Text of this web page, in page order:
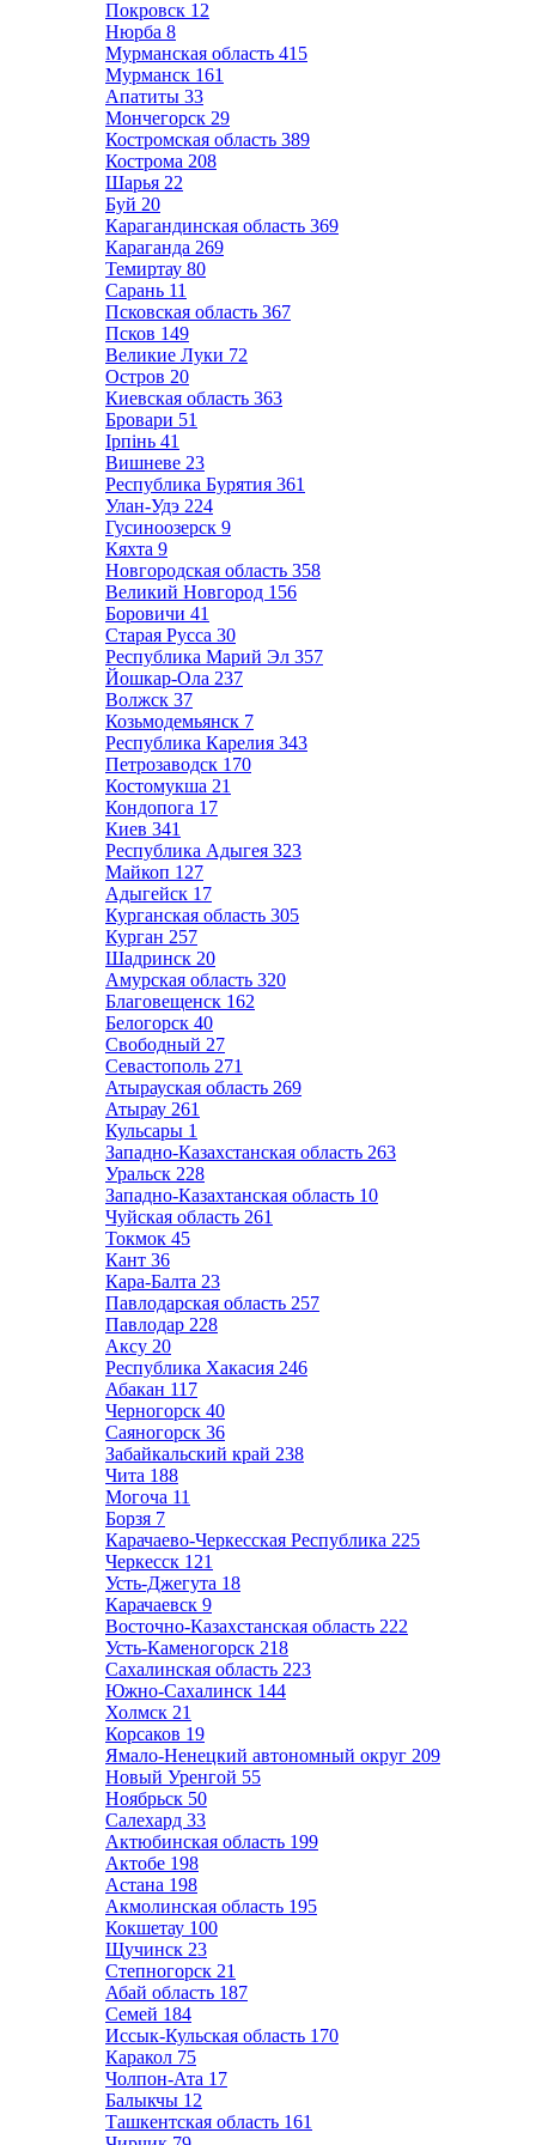
Покровск 12
Нюрба 8
Мурманская область 415
Мурманск 161
Апатиты 33
Мончегорск 29
Костромская область 389
Кострома 208
Шарья 22
Буй 20
Карагандинская область 369
Караганда 269
Темиртау 80
Сарань 11
Псковская область 367
Псков 149
Великие Луки 72
Остров 20
Киевская область 363
Бровари 51
Ірпінь 41
Вишневе 23
Республика Бурятия 361
Улан-Удэ 224
Гусиноозерск 9
Кяхта 9
Новгородская область 358
Великий Новгород 156
Боровичи 41
Старая Русса 30
Республика Марий Эл 357
Йошкар-Ола 237
Волжск 37
Козьмодемьянск 7
Республика Карелия 343
Петрозаводск 170
Костомукша 21
Кондопога 17
Киев 341
Республика Адыгея 323
Майкоп 127
Адыгейск 17
Курганская область 305
Курган 257
Шадринск 20
Амурская область 320
Благовещенск 162
Белогорск 40
Свободный 27
Севастополь 271
Атырауская область 269
Атырау 261
Кульсары 1
Западно-Казахстанская область 263
Уральск 228
Западно-Казахтанская область 10
Чуйская область 261
Токмок 45
Кант 36
Кара-Балта 23
Павлодарская область 257
Павлодар 228
Аксу 20
Республика Хакасия 246
Абакан 117
Черногорск 40
Саяногорск 36
Забайкальский край 238
Чита 188
Могоча 11
Борзя 7
Карачаево-Черкесская Республика 225
Черкесск 121
Усть-Джегута 18
Карачаевск 9
Восточно-Казахстанская область 222
Усть-Каменогорск 218
Сахалинская область 223
Южно-Сахалинск 144
Холмск 21
Корсаков 19
Ямало-Ненецкий автономный округ 209
Новый Уренгой 55
Ноябрьск 50
Салехард 33
Актюбинская область 199
Актобе 198
Астана 198
Акмолинская область 195
Кокшетау 100
Щучинск 23
Степногорск 21
Абай область 187
Семей 184
Иссык-Кульская область 170
Каракол 75
Чолпон-Ата 17
Балыкчы 12
Ташкентская область 161